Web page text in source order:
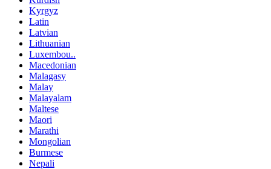
Kyrgyz
Latin
Latvian
Lithuanian
Luxembou..
Macedonian
Malagasy
Malay
Malayalam
Maltese
Maori
Marathi
Mongolian
Burmese
Nepali